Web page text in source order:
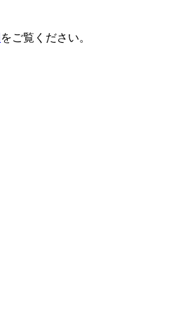
をご覧ください。